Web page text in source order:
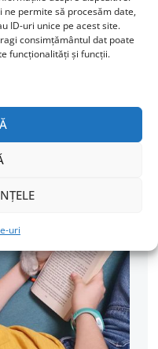
permite să procesăm date,
ID-uri unice pe acest site.
consimțământul dat poate
funcționalități și funcții.
uri
mărţişoare!
şi aşteptări